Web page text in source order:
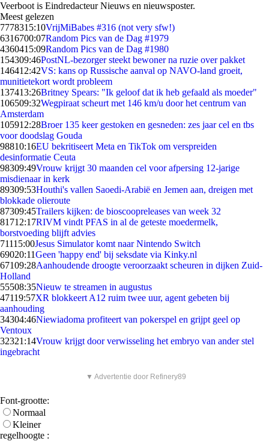
Veerboot is Eindredacteur Nieuws en nieuwsposter.
Meest gelezen
7778315:10VrijMiBabes #316 (not very sfw!)
6316700:07Random Pics van de Dag #1979
4360415:09Random Pics van de Dag #1980
154309:46PostNL-bezorger steekt bewoner na ruzie over pakket
146412:42VS: kans op Russische aanval op NAVO-land groeit,
munitietekort wordt probleem
137413:26Britney Spears: "Ik geloof dat ik heb gefaald als moeder"
106509:32Wegpiraat scheurt met 146 km/u door het centrum van
Amsterdam
105912:28Broer 135 keer gestoken en gesneden: zes jaar cel en tbs
voor doodslag Gouda
98810:16EU bekritiseert Meta en TikTok om verspreiden
desinformatie Ceuta
98309:49Vrouw krijgt 30 maanden cel voor afpersing 12-jarige
misdienaar in kerk
89309:53Houthi's vallen Saoedi-Arabië en Jemen aan, dreigen met
blokkade olieroute
87309:45Trailers kijken: de bioscoopreleases van week 32
81712:17RIVM vindt PFAS in al de geteste moedermelk,
borstvoeding blijft advies
71115:00Jesus Simulator komt naar Nintendo Switch
69020:11Geen 'happy end' bij seksdate via Kinky.nl
67109:28Aanhoudende droogte veroorzaakt scheuren in dijken Zuid-
Holland
55508:35Nieuw te streamen in augustus
47119:57XR blokkeert A12 ruim twee uur, agent gebeten bij
aanhouding
34304:46Niewiadoma profiteert van pokerspel en grijpt geel op
Ventoux
32321:14Vrouw krijgt door verwisseling het embryo van ander stel
ingebracht
▼ Advertentie door Refinery89
Font-grootte:
Normaal
Kleiner
regelhoogte :